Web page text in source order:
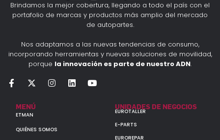
Brindamos la mejor cobertura, llegando a todo el país con el
portafolio de marcas y productos más amplio del mercado
de autopartes.
Nos adaptamos a las nuevas tendencias de consumo,
incorporando herramientas y nuevas soluciones de movilidad,
porque la innovación es parte de nuestro ADN.
MENÚ
ETMAN
QUIÉNES SOMOS
UNIDADES DE NEGOCIOS
EUROTALLER
E-PARTS
EUROREPAR